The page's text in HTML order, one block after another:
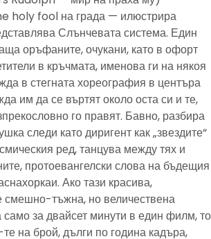
holy fool на града — илюстрира
Слънчевата система. Един
оръфаните, очукани, като в офорт
в кръчмата, именова ги на някоя
в стегната хореография в центъра
им да се въртят около оста си и те,
го правят. Бавно, разбира
следи като диригент как „звездите“
ред, танцува между тях и
протоевангелски слова на бъдещия
Ако тази красива,
смешно-тъжна, но величествена
само за двайсет минути в един филм, то
на брой, дълги по година кадъра,